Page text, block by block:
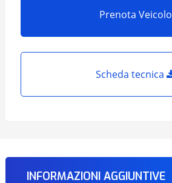
Prenota Veicolo
Scheda tecnica
INFORMAZIONI AGGIUNTIVE